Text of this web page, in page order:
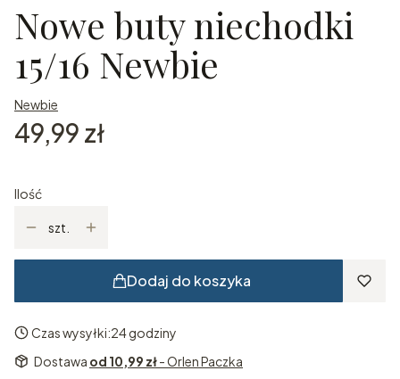
Nowe buty niechodki
15/16 Newbie
Newbie
Cena
49,99 zł
Ilość
szt.
Dodaj do koszyka
Czas wysyłki:24 godziny
Dostawa od 10,99 zł- Orlen Paczka